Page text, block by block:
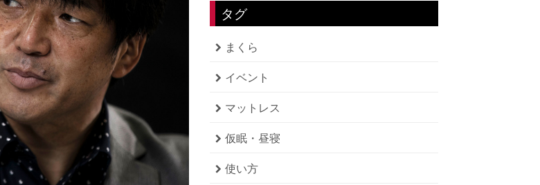
タグ
まくら
イベント
マットレス
仮眠・昼寝
使い方